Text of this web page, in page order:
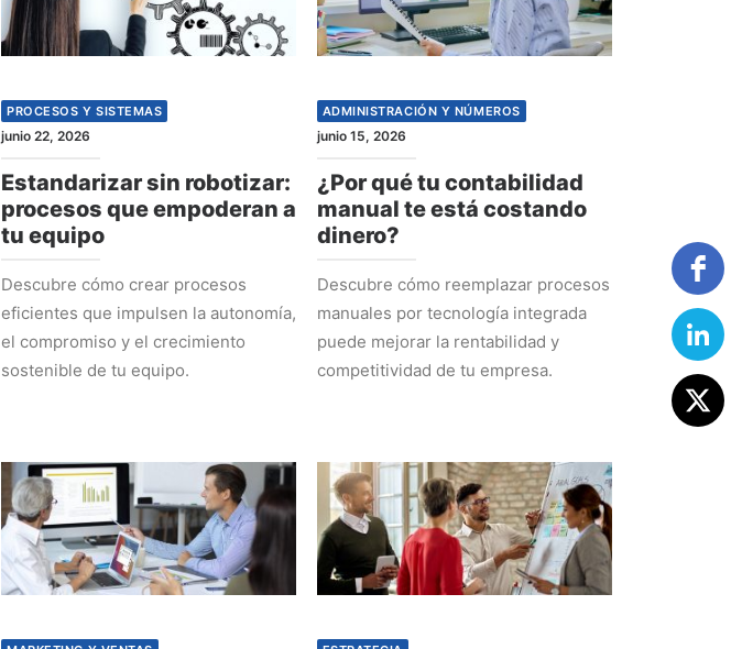
PROCESOS Y SISTEMAS
junio 22, 2026
Estandarizar sin robotizar:
procesos que empoderan a
tu equipo
Descubre cómo crear procesos
eficientes que impulsen la autonomía,
el compromiso y el crecimiento
sostenible de tu equipo.
ADMINISTRACIÓN Y NÚMEROS
junio 15, 2026
¿Por qué tu contabilidad
manual te está costando
dinero?
Descubre cómo reemplazar procesos
manuales por tecnología integrada
puede mejorar la rentabilidad y
competitividad de tu empresa.